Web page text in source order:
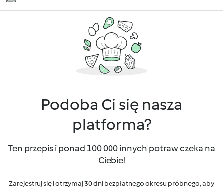
Podoba Ci się nasza
platforma?
Ten przepis i ponad 100 000 innych potraw czeka na
Ciebie!
Zarejestruj się i otrzymaj 30 dni bezpłatnego okresu próbnego, aby